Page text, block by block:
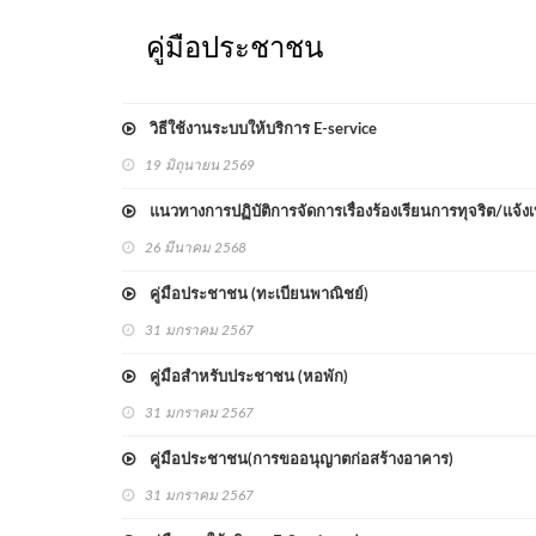
คู่มือประชาชน
วิธีใช้งานระบบให้บริการ E-service
19 มิถุนายน 2569
แนวทางการปฏิบัติการจัดการเรื่องร้องเรียนการทุจริต/แจ้
26 มีนาคม 2568
คู่มือประชาชน (ทะเบียนพาณิชย์)
31 มกราคม 2567
คู่มือสำหรับประชาชน (หอพัก)
31 มกราคม 2567
คู่มือประชาชน(การขออนุญาตก่อสร้างอาคาร)
31 มกราคม 2567